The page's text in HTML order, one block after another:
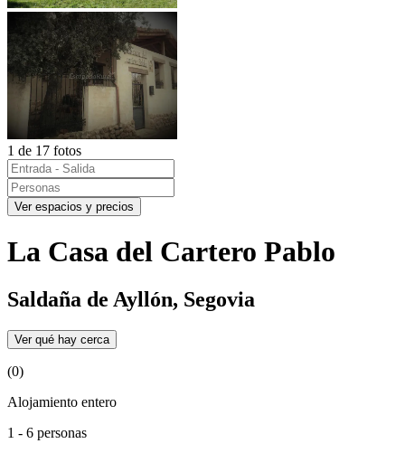
1 de 17 fotos
Ver espacios y precios
La Casa del Cartero Pablo
Saldaña de Ayllón, Segovia
Ver qué hay cerca
(0)
Alojamiento entero
1 - 6 personas